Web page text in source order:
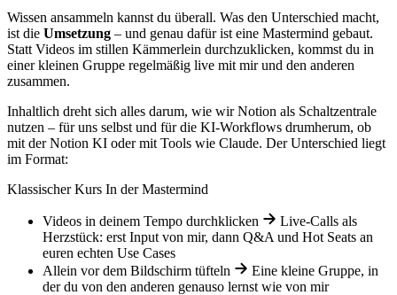
Wissen ansammeln kannst du überall. Was den Unterschied macht,
ist die Umsetzung – und genau dafür ist eine Mastermind gebaut.
Statt Videos im stillen Kämmerlein durchzuklicken, kommst du in
einer kleinen Gruppe regelmäßig live mit mir und den anderen
zusammen.
Inhaltlich dreht sich alles darum, wie wir Notion als Schaltzentrale
nutzen – für uns selbst und für die KI-Workflows drumherum, ob
mit der Notion KI oder mit Tools wie Claude. Der Unterschied liegt
im Format:
Klassischer Kurs In der Mastermind
Videos in deinem Tempo durchklicken
Live-Calls als
Herzstück: erst Input von mir, dann Q&A und Hot Seats an
euren echten Use Cases
Allein vor dem Bildschirm tüfteln
Eine kleine Gruppe, in
der du von den anderen genauso lernst wie von mir